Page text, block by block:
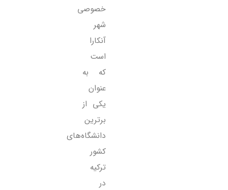
خصوصی
شهر
آنکارا
است
که به
عنوان
یکی از
برترین
دانشگاه‌های
کشور
ترکیه
در